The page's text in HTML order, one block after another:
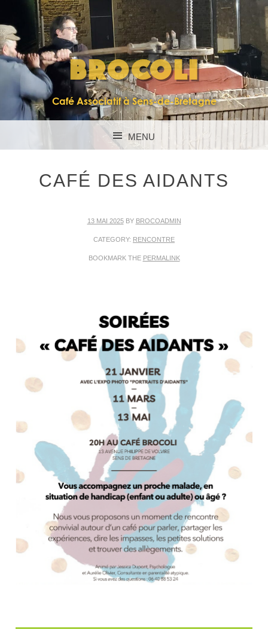
BROCOLI
Café Associatif à Sens-de-Bretagne
MENU
CAFÉ DES AIDANTS
13 MAI 2025BY BROCOADMIN
CATEGORY: RENCONTRE
BOOKMARK THE PERMALINK